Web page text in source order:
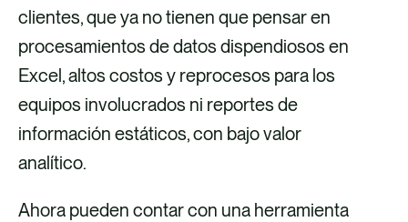
clientes, que ya no tienen que pensar en
procesamientos de datos dispendiosos en
Excel, altos costos y reprocesos para los
equipos involucrados ni reportes de
información estáticos, con bajo valor
analítico.
Ahora pueden contar con una herramienta